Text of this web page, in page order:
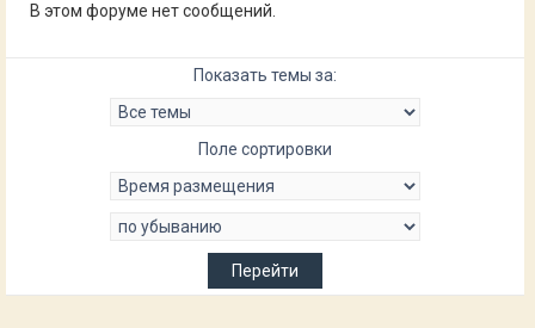
В этом форуме нет сообщений.
Показать темы за:
Поле сортировки